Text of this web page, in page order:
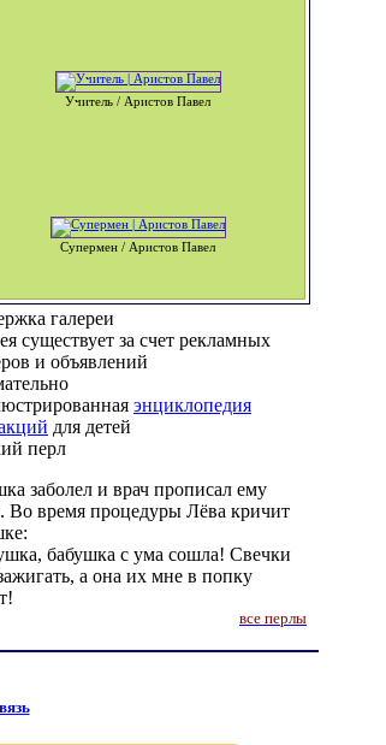
Учитель / Аристов Павел
Супермен / Аристов Павел
галереи
существует за счет рекламных
и объявлений
энциклопедия
для детей
перл
заболел и врач прописал ему
Во время процедуры Лёва кричит
бабушка с ума сошла! Свечки
а она их мне в попку
все перлы